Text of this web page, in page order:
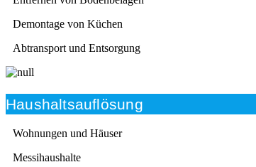
Demontage von Küchen
Abtransport und Entsorgung
Haushaltsauflösung
Wohnungen und Häuser
Messihaushalte